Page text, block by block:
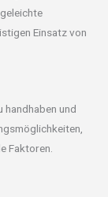
Einsatz von
handhaben und
Faktoren.